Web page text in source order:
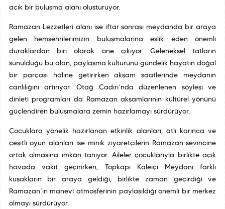
açık bir buluşma alanı oluşturuyor.
Ramazan Lezzetleri alanı ise iftar sonrası meydanda bir araya
gelen hemşehrilerimizin buluşmalarına eşlik eden önemli
duraklardan biri olarak öne çıkıyor. Geleneksel tatların
sunulduğu bu alan, paylaşma kültürünü gündelik hayatın doğal
bir parçası hâline getirirken akşam saatlerinde meydanın
canlılığını artırıyor. Otağ Çadırı’nda düzenlenen söyleşi ve
dinleti programları da Ramazan akşamlarının kültürel yönünü
güçlendiren buluşmalara zemin hazırlamayı sürdürüyor.
Çocuklara yönelik hazırlanan etkinlik alanları, atlı karınca ve
çeşitli oyun alanları ise minik ziyaretçilerin Ramazan sevincine
ortak olmasına imkân tanıyor. Aileler çocuklarıyla birlikte açık
havada vakit geçirirken, Topkapı Kaleiçi Meydanı farklı
kuşakların bir araya geldiği, birlikte zaman geçirdiği ve
Ramazan’ın manevî atmosferinin paylaşıldığı önemli bir merkez
olmayı sürdürüyor.